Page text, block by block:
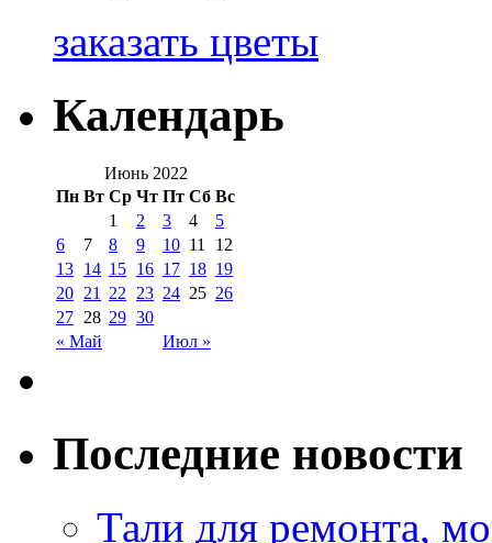
заказать цветы
Календарь
Июнь 2022
Пн Вт Ср Чт Пт Сб Вс
« Май Июл »
1 2 3 4
5
6
7 8 9 10 11
12
13 14 15 16 17 18 19
20 21 22 23 24 25 26
27 28 29 30
Последние новости
Тали для ремонта,